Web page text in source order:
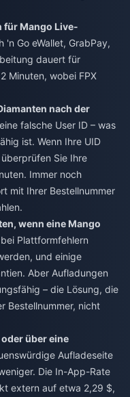
für Mango Live-
'n Go eWallet, GrabPay,
dauert für
Minuten, wobei FPX
nach der
falsche User ID – was
ist. Wenn Ihre UID
Sie Ihre
Immer noch
mit Ihrer Bestellnummer
wenn eine Mango
bei Plattformfehlern
und einige
Aber Aufladungen
– die Lösung, die
Bestellnummer, nicht
über eine
Aufladeseite
Die In-App-Rate
extern auf etwa 2,29 $,